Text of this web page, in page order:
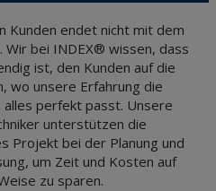
General Data Protection Regulation
(La Rioja).
Kunden endet nicht mit dem
bei INDEX® wissen, dass
ist, den Kunden auf die
wo unsere Erfahrung die
perfekt passt. Unsere
unterstützen die
Projekt bei der Planung und
um Zeit und Kosten auf
zu sparen.